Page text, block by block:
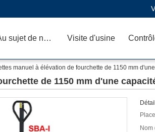
Au sujet de nous Visite d'usine
manuel à élévation de fourchette de 1150 mm
de 1150 mm d'une
Nom